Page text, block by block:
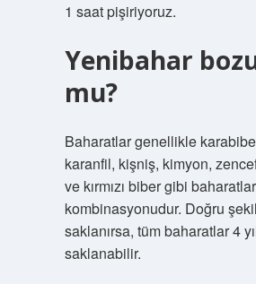
1 saat pişiriyoruz.
Yenibahar
mu?
Baharatlar genellikle
karanfil, kişniş, kimyon,
ve kırmızı biber gibi
kombinasyonudur. Doğru
saklanırsa, tüm baharatlar 4
saklanabilir.